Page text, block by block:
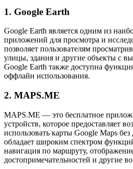
1. Google Earth
Google Earth является одним из
приложений для просмотра и
позволяет пользователям
улицы, здания и другие объекты с
Google Earth также доступна
оффлайн использования.
2. MAPS.ME
MAPS.ME — это бесплатное
устройств, которое предоставляет
использовать карты Google Maps
обладает широким спектром
навигация по маршруту,
достопримечательностей и другие